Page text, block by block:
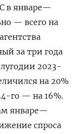
в январе—
— всего на
за три года
2023-
на 20%
го — на 16%.
январе—
спроса